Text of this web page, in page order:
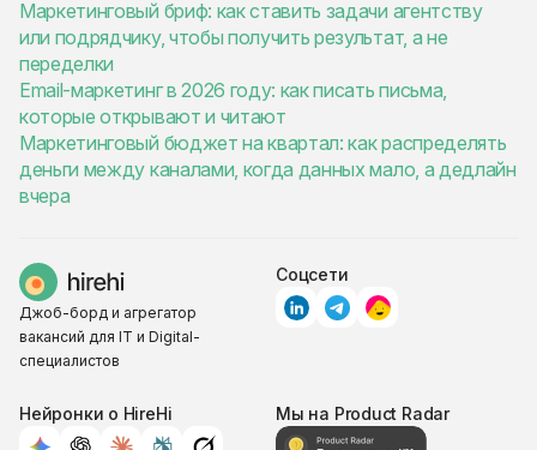
Маркетинговый бриф: как ставить задачи агентству
или подрядчику, чтобы получить результат, а не
переделки
Email-маркетинг в 2026 году: как писать письма,
которые открывают и читают
Маркетинговый бюджет на квартал: как распределять
деньги между каналами, когда данных мало, а дедлайн
вчера
Джоб-борд и агрегатор
вакансий для IT и Digital-
специалистов
Соцсети
Нейронки о HireHi Мы на Product Radar